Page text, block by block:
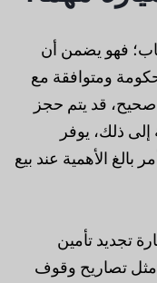
فهو يضمن أن
ومتوافقة مع
صحيح، قد يتم حجز
ذلك، يوفر
بالغ الأهمية عند بيع
تجديد تأمين
مثل تصاريح وقوف